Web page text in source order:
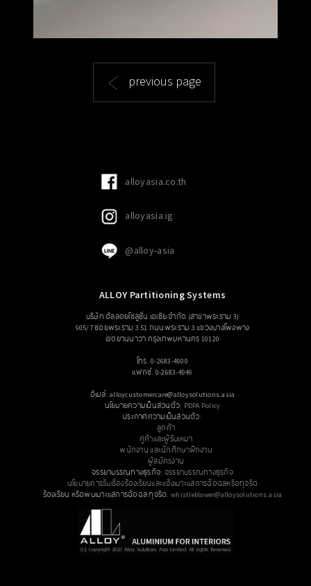
previous page
alloyasia.co.th
alloyasia.ig
@alloy-asia
ALLOY Partitioning Systems
บริษัท อัลลอยโซลูชั่น เอเซีย จำกัด (สาขาพระราม 3)
905/7 ซอยพระราม 3 51 ถนนพระราม 3 แขวงบางโพงพาง
เขตยานนาวา กรุงเทพมหานคร 10120
โทร. 0-2683-4900
แฟกซ์. 0-2683-4949
อีเมล์: alloycustomercare@alloysolutions.asia
นโยบายความเป็นส่วนตัว: PDPA Policy
ประกาศความเป็นส่วนตัว:
ลูกค้า
คู่ค้าและผู้รับเหมา
พนักงาน และนักศึกษาฝึกงาน
ผู้สมัครงาน
จรรยาบรรณทางธุรกิจ: จรรยาบรรณทางธุรกิจ
นโยบายการรับเรื่องร้องเรียนและแจ้งเบาะแสการฉ้อฉลหรือทุจริต
ร้องเรียน หรือพบเบาะแสการฉ้อฉล ทุจริต: whistleblower@alloysolutions.asia